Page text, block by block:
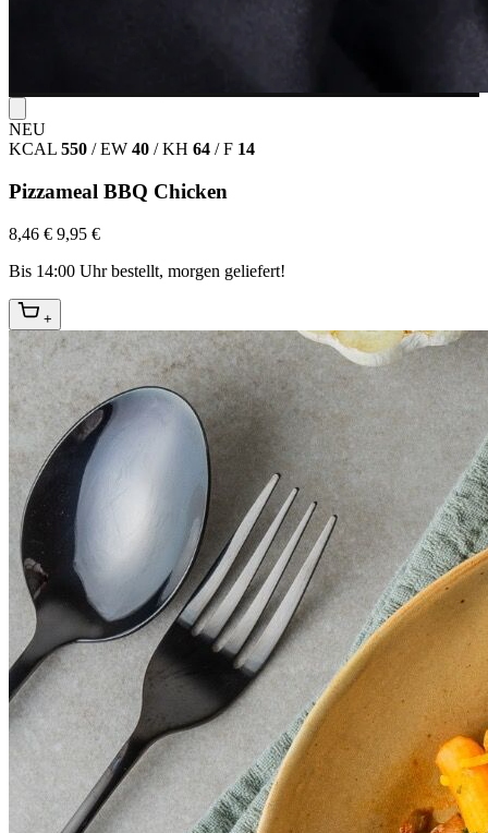
NEU
KCAL 550 / EW 40 / KH 64 / F 14
Pizzameal BBQ Chicken
8,46 € 9,95 €
Bis 14:00 Uhr bestellt, morgen geliefert!
+